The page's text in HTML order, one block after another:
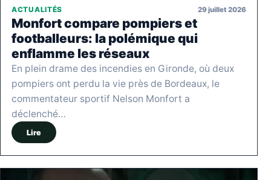
ACTUALITÉS 29 juillet 2026
Monfort compare pompiers et
footballeurs: la polémique qui
enflamme les réseaux
En plein drame des incendies en Gironde, où deux
pompiers ont perdu la vie près de Bordeaux, le
commentateur sportif Nelson Monfort a
déclenché…
Lire